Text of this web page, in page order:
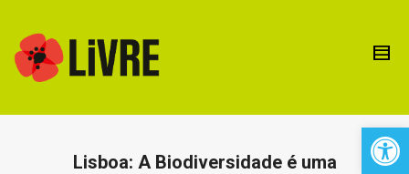
Lisboa: A Biodiversidade é uma